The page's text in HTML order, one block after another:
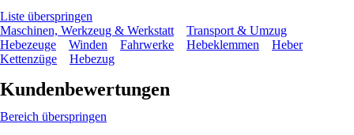
Liste überspringen
Maschinen, Werkzeug & Werkstatt
Transport & Umzug
Hebezeuge
Winden Fahrwerke Hebeklemmen
Heber
Kettenzüge
Hebezug
Kundenbewertungen
Bereich überspringen